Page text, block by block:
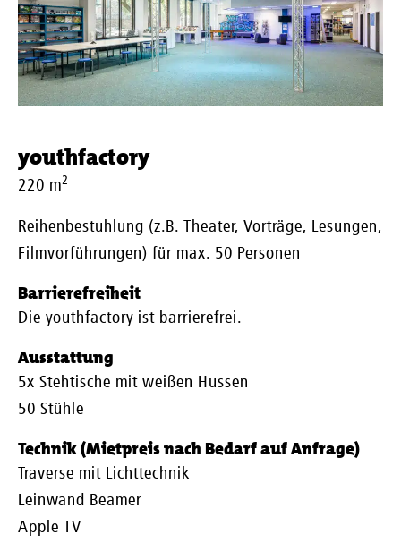
youthfactory
220 m2
Reihenbestuhlung (z.B. Theater, Vorträge, Lesungen,
Filmvorführungen) für max. 50 Personen
Barrierefreiheit
Die youthfactory ist barrierefrei.
Ausstattung
5x Stehtische mit weißen Hussen
50 Stühle
Technik (Mietpreis nach Bedarf auf Anfrage)
Traverse mit Lichttechnik
Leinwand Beamer
Apple TV